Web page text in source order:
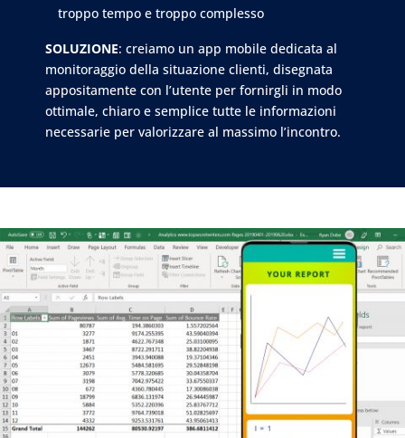
troppo tempo e troppo complesso
SOLUZIONE: creiamo un app mobile dedicata al
monitoraggio della situazione clienti, disegnata
appositamente con l’utente per fornirgli in modo
ottimale, chiaro e semplice tutte le informazioni
necessarie per valorizzare al massimo l’incontro.